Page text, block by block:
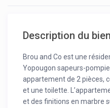
Description du bien
Brou and Co est une
Yopougon sapeurs-
appartement de 2 pièces,
et une toilette.
et des finitions en marbre